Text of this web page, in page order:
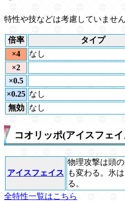
特性や技などは考慮していません
倍率
タイプ
×4
なし
×2
×0.5
×0.25 なし
無効
なし
コオリッポ(アイスフェ
アイスフェイス
物理攻撃は頭
も変わる。氷
る。
全特性一覧はこちら